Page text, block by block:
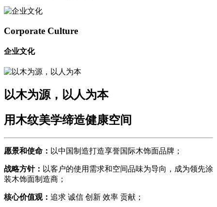
Corporate Culture
企业文化
以木为源，以人为本
用木纹美学缔造健康空间
愿景和使命： 以中国制造打造享誉国际木饰面品牌；
战略方针： 以客户的使用需求和空间品味为导向，成为领先涂
装木饰面制造商；
核心价值观： 追求 诚信 创新 效率 贡献；